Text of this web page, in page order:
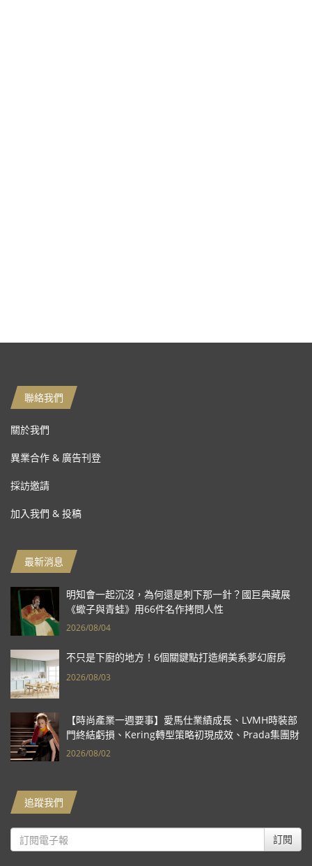
聯絡我們
關於我們
異業合作 & 廣告刊登
採訪邀請
加入我們 & 投稿
最新消息
明知會一起沉沒，為何還是刺下那一針？國巨典藏展
《蠍子與青蛙》用66件名作拷問人性
2026/08/04
不只是下廚的地方！6個關鍵點打造網美系夢幻廚房
2026/08/03
【時尚產業一週要事】愛馬仕業績成長、LVMH時裝部
門終結虧損、Kering轉型策略初現成效、Prada集團財
報亮眼
2026/08/02
追蹤我們
訂閱